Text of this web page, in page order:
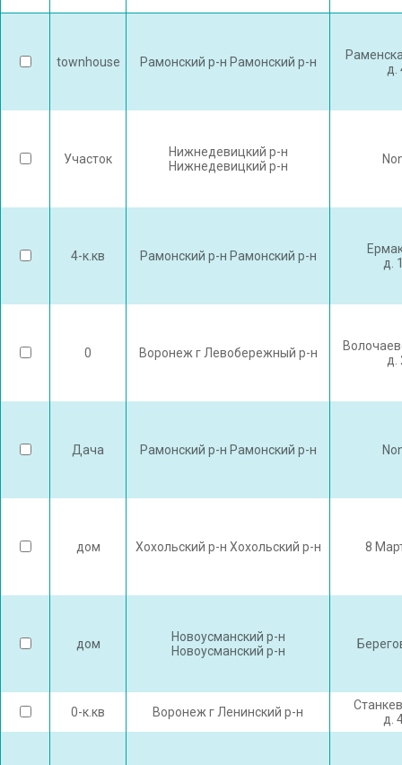
townhouse Рамонский р-н Рамонский р-н
д.
Участок
Нижнедевицкий р-н
Нижнедевицкий р-н
4-к.кв Рамонский р-н Рамонский р-н
д.
0 Воронеж г Левобережный р-н
д.
Дача Рамонский р-н Рамонский р-н
дом Хохольский р-н Хохольский р-н 8
дом
Новоусманский р-н
Новоусманский р-н
0-к.кв Воронеж г Ленинский р-н
д.